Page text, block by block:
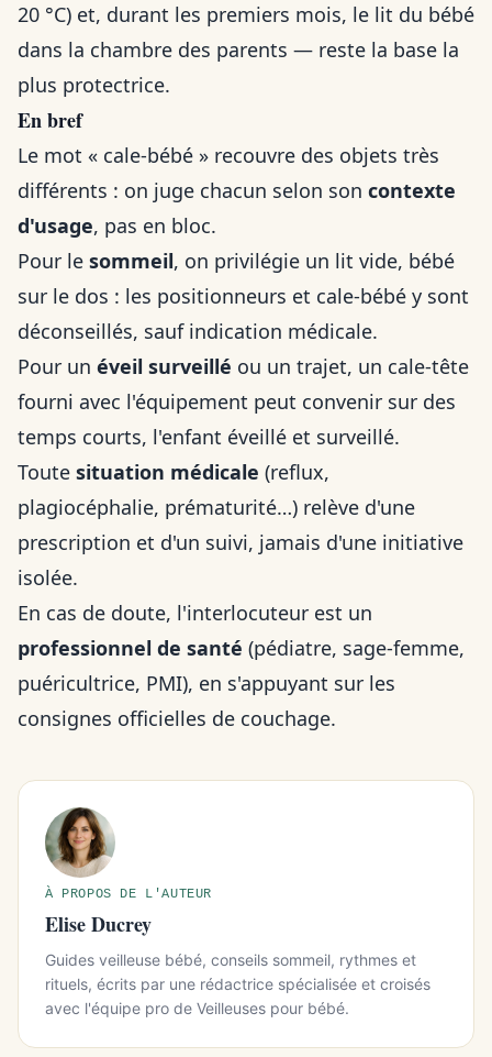
20 °C) et, durant les premiers mois, le lit du bébé
dans la chambre des parents — reste la base la
plus protectrice.
En bref
Le mot « cale-bébé » recouvre des objets très
différents : on juge chacun selon son contexte
d'usage, pas en bloc.
Pour le sommeil, on privilégie un lit vide, bébé
sur le dos : les positionneurs et cale-bébé y sont
déconseillés, sauf indication médicale.
Pour un éveil surveillé ou un trajet, un cale-tête
fourni avec l'équipement peut convenir sur des
temps courts, l'enfant éveillé et surveillé.
Toute situation médicale (reflux,
plagiocéphalie, prématurité…) relève d'une
prescription et d'un suivi, jamais d'une initiative
isolée.
En cas de doute, l'interlocuteur est un
professionnel de santé (pédiatre, sage-femme,
puéricultrice, PMI), en s'appuyant sur les
consignes officielles de couchage.
À PROPOS DE L'AUTEUR
Elise Ducrey
Guides veilleuse bébé, conseils sommeil, rythmes et
rituels, écrits par une rédactrice spécialisée et croisés
avec l'équipe pro de Veilleuses pour bébé.